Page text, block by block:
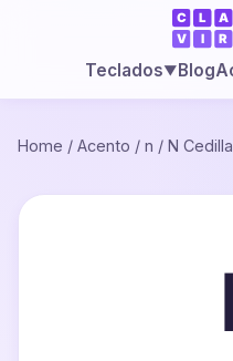
Teclados▼Blog
Home / Acento / n / N Cedilla